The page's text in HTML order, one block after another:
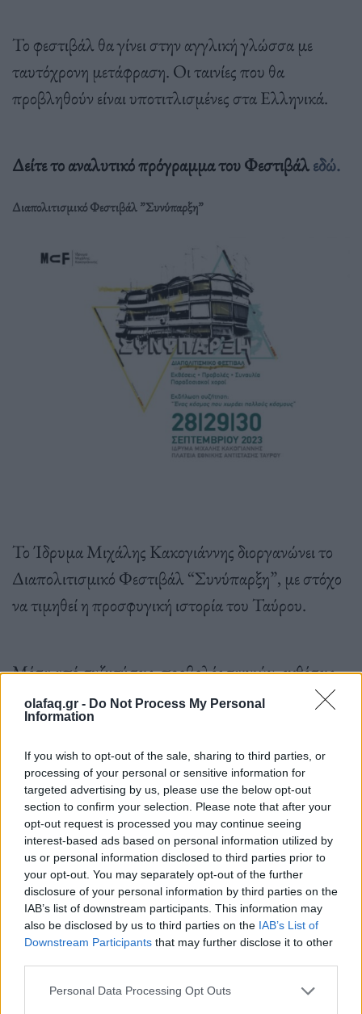
olafaq.gr - Do Not Process My Personal
Information
If you wish to opt-out of the sale, sharing to third parties, or
processing of your personal or sensitive information for
targeted advertising by us, please use the below opt-out
section to confirm your selection. Please note that after your
opt-out request is processed you may continue seeing
interest-based ads based on personal information utilized by
us or personal information disclosed to third parties prior to
your opt-out. You may separately opt-out of the further
disclosure of your personal information by third parties on the
IAB’s list of downstream participants. This information may
also be disclosed by us to third parties on the IAB’s List of
Downstream Participants that may further disclose it to other
Personal Data Processing Opt Outs
Το φεστιβάλ θα γίνει στην αγγλική γλώσσα με
ταυτόχρονη μετάφραση. Oι ταινίες που θα
προβληθούν είναι υποτιτλισμένες στα Ελληνικά.
Δείτε το αναλυτικό πρόγραμμα του Φεστιβάλεδώ.
Διαπολιτισμικό Φεστιβάλ ”Συνύπαρξη”
Το Ίδρυμα Μιχάλης Κακογιάννης διοργανώνει το
Διαπολιτισμικό Φεστιβάλ “Συνύπαρξη”, με στόχο
να τιμηθεί η προσφυγική ιστορία του Ταύρου.
Μέσα από συζητήσεις, προβολές ταινιών, εκθέσεις,
χορούς αλλά και συναυλίες θα αναδειχθεί η
φιλοξενία της πόλης του Ταύρου προς τους
συνανθρώπους είτε αυτοί είναι εσωτερικοί
μετανάστες είτε ανήκουν στα σύγχρονα προσφυγικά
ρεύματα και να γίνει φανερό ότι μέσω του
πολιτισμού και των κοινών εμπειριών οι άνθρωποι
μπορούν να έρθουν κοντά, να ζήσουν ειρηνικά και με
αλληλεγγύη.
Οι δράσεις θα πραγματοποιηθούν στο Ίδρυμα